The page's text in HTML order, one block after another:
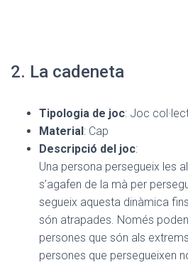
2. La cadeneta
Tipologia de joc: Joc
Material: Cap
Descripció del joc:
Una persona persegueix les
s’agafen de la mà per
segueix aquesta dinàmica
són atrapades. Només
persones que són als
persones que persegueixen